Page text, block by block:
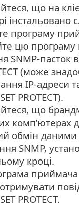
що на
інстальовано
програму
цю програму
SNMP-пасток
(може
IP-адреси
PROTECT).
що
комп’ютерах
обмін даними
SNMP,
кроці.
приймача
PROTECT.